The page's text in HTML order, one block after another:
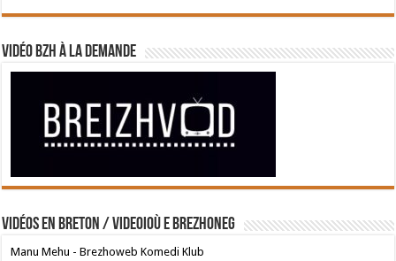
Vidéo BZH à la demande
Vidéos en breton / Videoioù e brezhoneg
Manu Mehu - Brezhoweb Komedi Klub